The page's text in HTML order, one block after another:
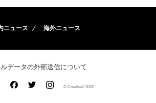
ニュース 海外ニュース
データの外部送信について
© Creative2 2022